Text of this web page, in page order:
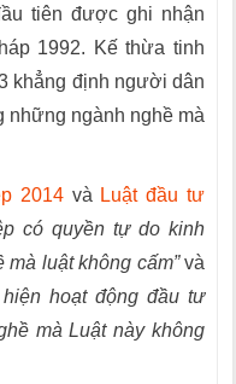
tiên được ghi nhận
1992. Kế thừa tinh
khẳng định người dân
những ngành nghề mà
2014và Luật đầu tư
có quyền tự do kinh
mà luật không cấm”và
hoạt động đầu tư
mà Luật này không